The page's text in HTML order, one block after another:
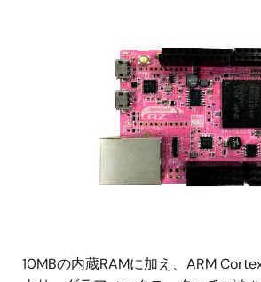
10MBの内蔵RAMに加え、ARM